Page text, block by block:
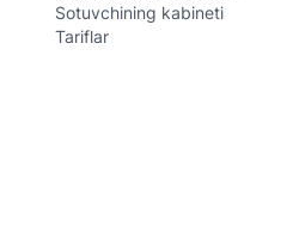
Sotuvchining kabineti
Tariflar